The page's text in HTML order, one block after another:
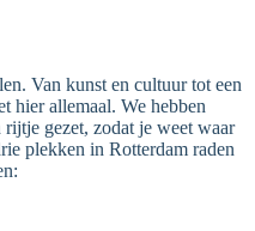
Van kunst en cultuur tot een
hier allemaal. We hebben
gezet, zodat je weet waar
plekken in Rotterdam raden